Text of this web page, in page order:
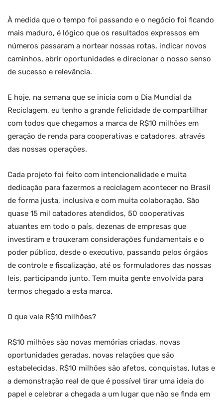
À medida que o tempo foi passando e o negócio foi ficando
mais maduro, é lógico que os resultados expressos em
números passaram a nortear nossas rotas, indicar novos
caminhos, abrir oportunidades e direcionar o nosso senso
de sucesso e relevância.
E hoje, na semana que se inicia com o Dia Mundial da
Reciclagem, eu tenho a grande felicidade de compartilhar
com todos que chegamos a marca de R$10 milhões em
geração de renda para cooperativas e catadores, através
das nossas operações.
Cada projeto foi feito com intencionalidade e muita
dedicação para fazermos a reciclagem acontecer no Brasil
de forma justa, inclusiva e com muita colaboração. São
quase 15 mil catadores atendidos, 50 cooperativas
atuantes em todo o país, dezenas de empresas que
investiram e trouxeram considerações fundamentais e o
poder público, desde o executivo, passando pelos órgãos
de controle e fiscalização, até os formuladores das nossas
leis, participando junto. Tem muita gente envolvida para
termos chegado a esta marca.
O que vale R$10 milhões?
R$10 milhões são novas memórias criadas, novas
oportunidades geradas, novas relações que são
estabelecidas. R$10 milhões são afetos, conquistas, lutas e
a demonstração real de que é possível tirar uma ideia do
papel e celebrar a chegada a um lugar que não se finda em